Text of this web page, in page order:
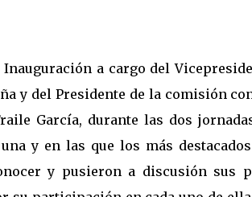
Inauguración a cargo del
y del Presidente de la comisión
García, durante las dos
y en las que los más
y pusieron a discusión sus